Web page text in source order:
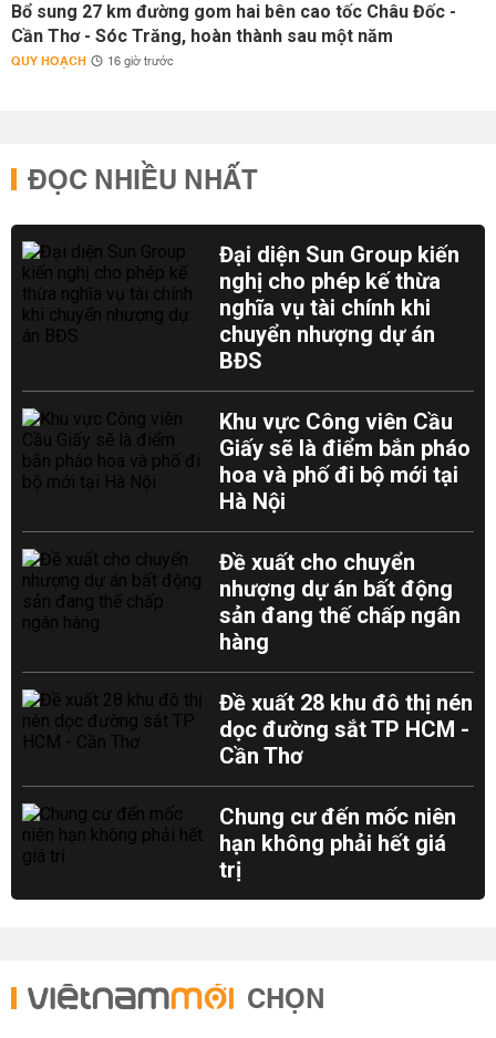
Bổ sung 27 km đường gom hai bên cao tốc Châu Đốc -
Cần Thơ - Sóc Trăng, hoàn thành sau một năm
QUY HOẠCH 16 giờ trước
ĐỌC NHIỀU NHẤT
Đại diện Sun Group kiến
nghị cho phép kế thừa
nghĩa vụ tài chính khi
chuyển nhượng dự án
BĐS
Khu vực Công viên Cầu
Giấy sẽ là điểm bắn pháo
hoa và phố đi bộ mới tại
Hà Nội
Đề xuất cho chuyển
nhượng dự án bất động
sản đang thế chấp ngân
hàng
Đề xuất 28 khu đô thị nén
dọc đường sắt TP HCM -
Cần Thơ
Chung cư đến mốc niên
hạn không phải hết giá
trị
CHỌN